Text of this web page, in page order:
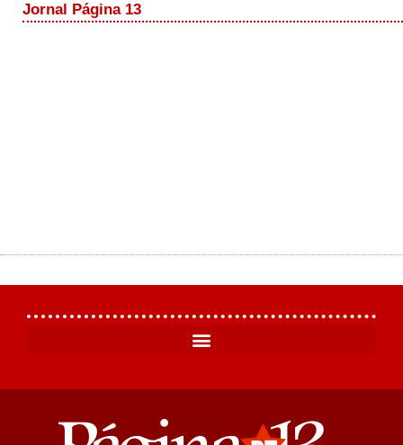
Jornal Página 13